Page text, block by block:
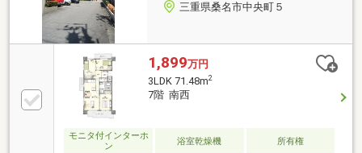
三重県桑名市中央町５
1,899万円
3LDK 71.48m2
7階 南西
モニタ付インターホ
ン
浴室乾燥機 所有権